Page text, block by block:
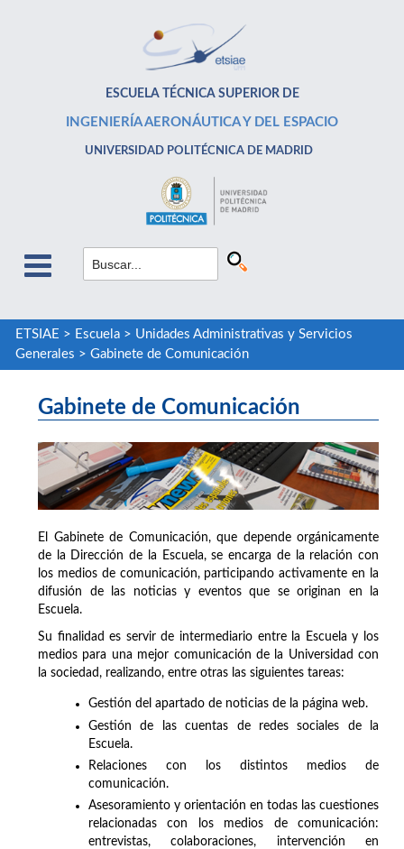
ESCUELA TÉCNICA SUPERIOR DE
INGENIERÍA AERONÁUTICA Y DEL ESPACIO
UNIVERSIDAD POLITÉCNICA DE MADRID
ETSIAE > Escuela> Unidades Administrativas y Servicios
Generales > Gabinete de Comunicación
Gabinete de Comunicación
El Gabinete de Comunicación, que depende orgánicamente
de la Dirección de la Escuela, se encarga de la relación con
los medios de comunicación, participando activamente en la
difusión de las noticias y eventos que se originan en la
Escuela.
Su finalidad es servir de intermediario entre la Escuela y los
medios para una mejor comunicación de la Universidad con
la sociedad, realizando, entre otras las siguientes tareas:
Gestión del apartado de noticias de la página web.
Gestión de las cuentas de redes sociales de la
Escuela.
Relaciones con los distintos medios de
comunicación.
Asesoramiento y orientación en todas las cuestiones
relacionadas con los medios de comunicación:
entrevistas, colaboraciones, intervención en